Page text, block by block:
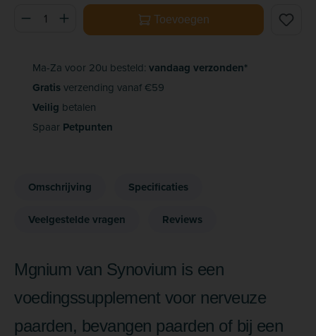
Producthoeveelheid: Voer de gewenste hoeveelheid in of
Toevoegen
Ma-Za voor 20u besteld: vandaag verzonden*
Gratisverzending vanaf €59
Veilig betalen
Spaar Petpunten
Omschrijving Specificaties
Veelgestelde vragen Reviews
Mgnium van Synovium is een
voedingssupplement voor nerveuze
paarden, bevangen paarden of bij een